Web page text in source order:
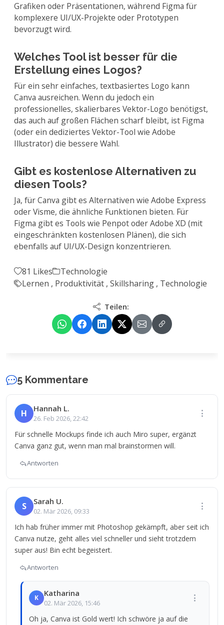
Grafiken oder Präsentationen, während Figma für
komplexere UI/UX-Projekte oder Prototypen
bevorzugt wird.
Welches Tool ist besser für die
Erstellung eines Logos?
Für ein sehr einfaches, textbasiertes Logo kann
Canva ausreichen. Wenn du jedoch ein
professionelles, skalierbares Vektor-Logo benötigst,
das auch auf großen Flächen scharf bleibt, ist Figma
(oder ein dediziertes Vektor-Tool wie Adobe
Illustrator) die bessere Wahl.
Gibt es kostenlose Alternativen zu
diesen Tools?
Ja, für Canva gibt es Alternativen wie Adobe Express
oder Visme, die ähnliche Funktionen bieten. Für
Figma gibt es Tools wie Penpot oder Adobe XD (mit
eingeschränkten kostenlosen Plänen), die sich
ebenfalls auf UI/UX-Design konzentrieren.
81 Likes
Technologie
Lernen , Produktivität , Skillsharing , Technologie
Teilen:
5 Kommentare
H Hannah L.
26. Feb 2026, 22:42
Für schnelle Mockups finde ich auch Miro super, ergänzt
Canva ganz gut, wenn man mal brainstormen will.
Antworten
S Sarah U.
02. Mär 2026, 09:33
Ich hab früher immer mit Photoshop gekämpft, aber seit ich
Canva nutze, geht alles viel schneller und sieht trotzdem
super aus! Bin echt begeistert.
Antworten
K Katharina
02. Mär 2026, 15:46
Oh ja, Canva ist Gold wert! Ich schwöre ja auf die